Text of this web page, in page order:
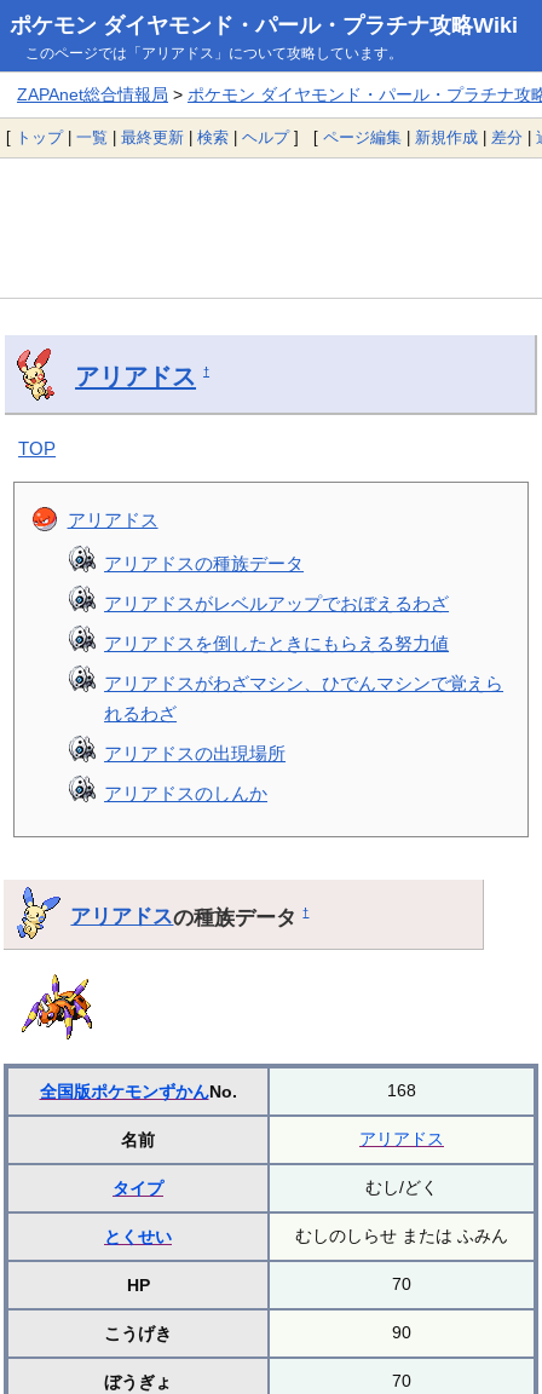
ポケモン ダイヤモンド・パール・プラチナ攻略Wiki
このページでは「アリアドス」について攻略しています。
ZAPAnet総合情報局 > ポケモン ダイヤモンド・パール・プラチナ攻
[ トップ| 一覧 | 最終更新 | 検索 | ヘルプ] [ ページ編集 | 新規作成 | 差分 |
アリアドス †
TOP
アリアドス
アリアドスの種族データ
アリアドスがレベルアップでおぼえるわざ
アリアドスを倒したときにもらえる努力値
アリアドスがわざマシン、ひでんマシンで覚えら
れるわざ
アリアドスの出現場所
アリアドスのしんか
アリアドスの種族データ†
全国版ポケモンずかんNo. 168
名前 アリアドス
タイプ むし/どく
とくせい むしのしらせ または ふみん
HP 70
こうげき 90
ぼうぎょ 70